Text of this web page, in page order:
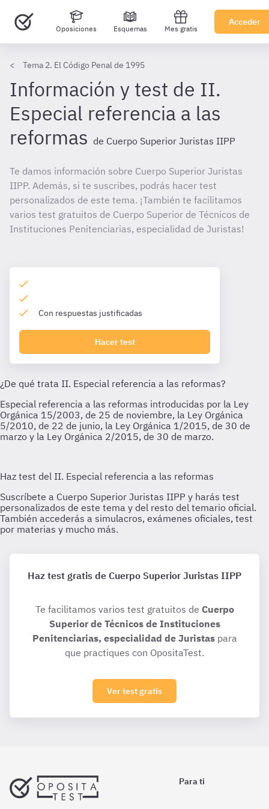
Oposiciones Esquemas Mes gratis
Acceder
Tema 2. El Código Penal de 1995
Información y test de II.
Especial referencia a las
reformas de Cuerpo Superior Juristas IIPP
Te damos información sobre Cuerpo Superior Juristas
IIPP. Además, si te suscribes, podrás hacer test
personalizados de este tema. ¡También te facilitamos
varios test gratuitos de Cuerpo Superior de Técnicos de
Instituciones Penitenciarias, especialidad de Juristas!
Con respuestas justificadas
Hacer test
Haz test gratis de Cuerpo Superior Juristas IIPP
Te facilitamos varios test gratuitos de Cuerpo
Superior de Técnicos de Instituciones
Penitenciarias, especialidad de Juristaspara
que practiques con OpositaTest.
Ver test gratis
Para ti